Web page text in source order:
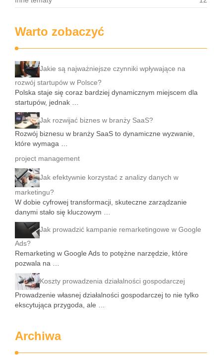
Warto zobaczyć
Jakie są najważniejsze czynniki wpływające na
rozwój startupów w Polsce?
Polska staje się coraz bardziej dynamicznym miejscem dla
startupów, jednak …
Jak rozwijać biznes w branży SaaS?
Rozwój biznesu w branży SaaS to dynamiczne wyzwanie,
które wymaga …
project management
Jak efektywnie korzystać z analizy danych w
marketingu?
W dobie cyfrowej transformacji, skuteczne zarządzanie
danymi stało się kluczowym …
Jak prowadzić kampanie remarketingowe w Google
Ads?
Remarketing w Google Ads to potężne narzędzie, które
pozwala na …
Koszty prowadzenia działalności gospodarczej
Prowadzenie własnej działalności gospodarczej to nie tylko
ekscytująca przygoda, ale …
Archiwa